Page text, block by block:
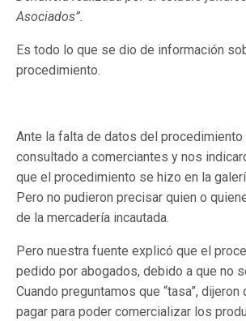
Asociados”.
Es todo lo que se dio de información
procedimiento.
Ante la falta de datos del procedimiento
consultado a comerciantes y nos
que el procedimiento se hizo en la
Pero no pudieron precisar quien o
de la mercadería incautada.
Pero nuestra fuente explicó que el
pedido por abogados, debido a que no
Cuando preguntamos que “tasa”,
pagar para poder comercializar los